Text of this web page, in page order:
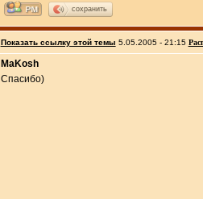
сохранить
Показать ссылку этой темы 5.05.2005 - 21:15
MaKosh
Cпасибо)